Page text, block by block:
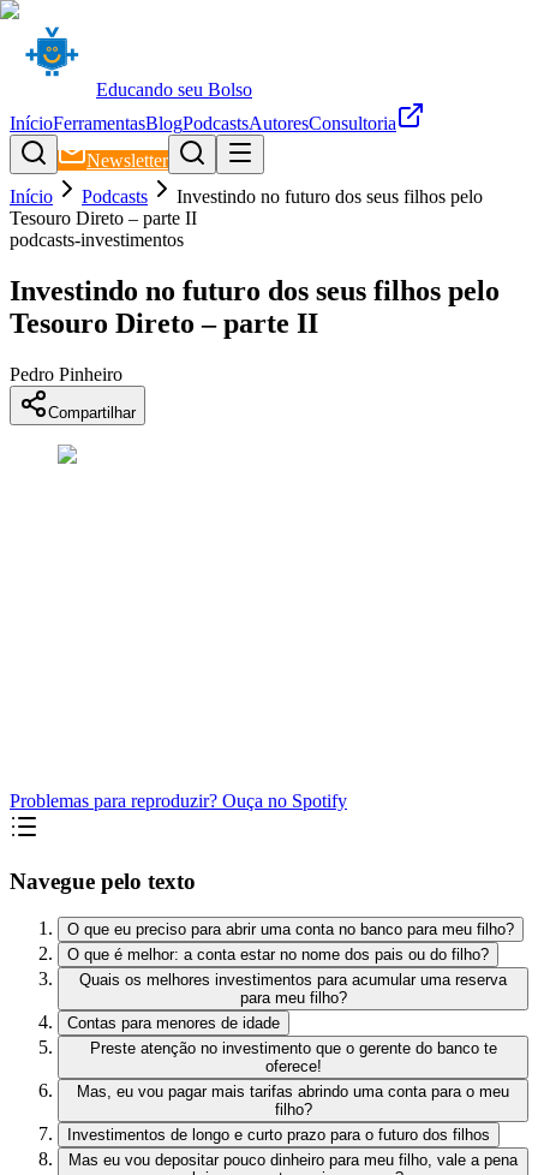
Educando seu Bolso
InícioFerramentasBlogPodcastsAutoresConsultoria
Newsletter
Início
Podcasts
Investindo no futuro dos seus filhos pelo
Tesouro Direto – parte II
podcasts-investimentos
Investindo no futuro dos seus filhos pelo
Tesouro Direto – parte II
Pedro Pinheiro
Compartilhar
Problemas para reproduzir? Ouça no Spotify
Navegue pelo texto
O que eu preciso para abrir uma conta no banco para meu filho?
O que é melhor: a conta estar no nome dos pais ou do filho?
Quais os melhores investimentos para acumular uma reserva
para meu filho?
Contas para menores de idade
Preste atenção no investimento que o gerente do banco te
oferece!
Mas, eu vou pagar mais tarifas abrindo uma conta para o meu
filho?
Investimentos de longo e curto prazo para o futuro dos filhos
Mas eu vou depositar pouco dinheiro para meu filho, vale a pena